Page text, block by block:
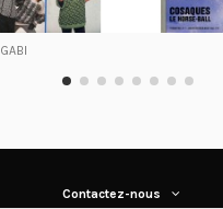
GABI
Contactez-nous